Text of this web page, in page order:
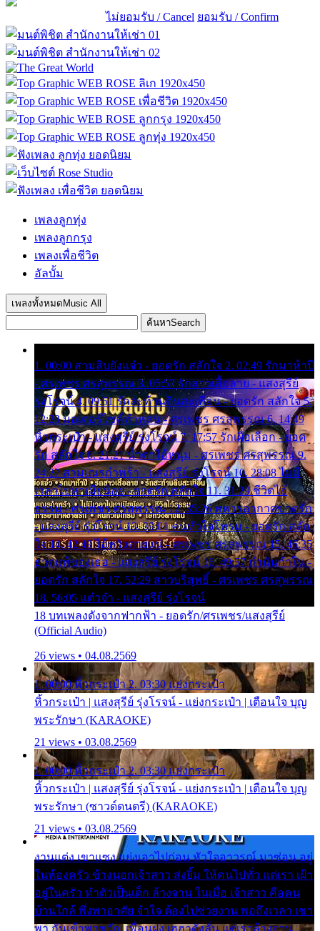
ไม่ยอมรับ / Cancel ยอมรับ / Confirm
เพลงลูกทุ่ง
เพลงลูกกรุง
เพลงเพื่อชีวิต
อัลบั้ม
เพลงทั้งหมด Music All
ค้นหาSearch
1. 00:00 สามสิบยังแจ๋ว - ยอดรัก สลักใจ 2. 02:49 รักมาห้าปี
- ศรเพชร ศรสุพรรณ 3. 05:57 รักสาวเสื้อลาย - แสงสุรีย์
รุ่งโรจน์ 4. 09:51 รักสะท้านดินสะเทือน - ยอดรัก สลักใจ 5.
12:23 มอเตอร์ไซค์ทำหล่น - ศรเพชร ศรสุพรรณ 6. 14:49
หิ้วกระเป๋า - แสงสุรีย์ รุ่งโรจน์ 7. 17:57 รักเผื่อเลือก - ยอด
รัก สลักใจ 8. 21:21 น้ำตาไอ้หนุ่ม - ศรเพชร ศรสุพรรณ 9.
24:27 สามเณรกำพร้า - แสงสุรีย์ รุ่งโรจน์ 10. 28:08 ไม่มี
เวลาไปหาเมียน้อย - ยอดรัก สลักใจ 11. 31:29 ชีวิตไอ้
ธรรม - ศรเพชร ศรสุพรรณ 12. 35:26 ทหารอากาศขาดรัก
- แสงสุรีย์ รุ่งโรจน์ 13. 39:01 คนหัวใจโทรม - ยอดรัก สลัก
ใจ 14. 42:49 ไอ้หวังตายแน่ - ศรเพชร ศรสุพรรณ 15. 46:35
ธาตุแท้ของเธอ - แสงสุรีย์ รุ่งโรจน์ 16. 49:57 กำนันกำใน -
ยอดรัก สลักใจ 17. 52:29 สาวบริสุทธิ์ - ศรเพชร ศรสุพรรณ
18. 56:05 แต๋วจ๋า - แสงสุรีย์ รุ่งโรจน์
18 บทเพลงดังจากฟากฟ้า - ยอดรัก/ศรเพชร/แสงสุรีย์
(Official Audio)
26 views • 04.08.2569
1. 00:00 หิ้วกระเป๋า 2. 03:30 แย่งกระเป๋า
หิ้วกระเป๋า | แสงสุรีย์ รุ่งโรจน์ - แย่งกระเป๋า | เตือนใจ บุญ
พระรักษา (KARAOKE)
21 views • 03.08.2569
1. 00:00 หิ้วกระเป๋า 2. 03:30 แย่งกระเป๋า
หิ้วกระเป๋า | แสงสุรีย์ รุ่งโรจน์ - แย่งกระเป๋า | เตือนใจ บุญ
พระรักษา (ซาวด์ดนตรี) (KARAOKE)
21 views • 03.08.2569
งานแต่ง เขาแซง แย่งเอาไปก่อน หัวใจอาวรณ์ มาซ่อน อยู่
ในห้องครัว ข้างนอกเจ้าสาว ส่งยิ้ม ให้คนไปทั่ว แต่เรา เฝ้า
อยู่ในครัว ทำตัวเป็นเด็ก ล้างจาน ในเมื่อ เจ้าสาว คือคน
บ้านใกล้ พึ่งพาอาศัย จำใจ ต้องไปช่วยงาน พอถึงเวลา เขา
พา กันเข้าพาขวัญ เพื่อนฝูง เฮฮาดังลั่น แต่เราล้างจาน